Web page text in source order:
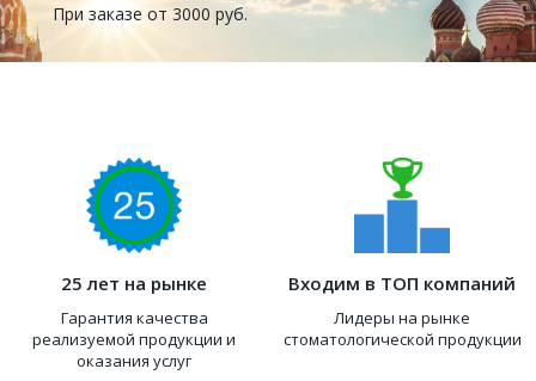
При заказе от 3000 руб.
25 лет на рынке
Гарантия качества
реализуемой продукции и
оказания услуг
Входим в ТОП компаний
Лидеры на рынке
стоматологической продукции